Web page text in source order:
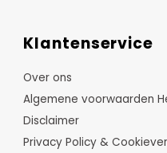
Klantenservice
Over ons
Algemene voorwaarden
Disclaimer
Privacy Policy &